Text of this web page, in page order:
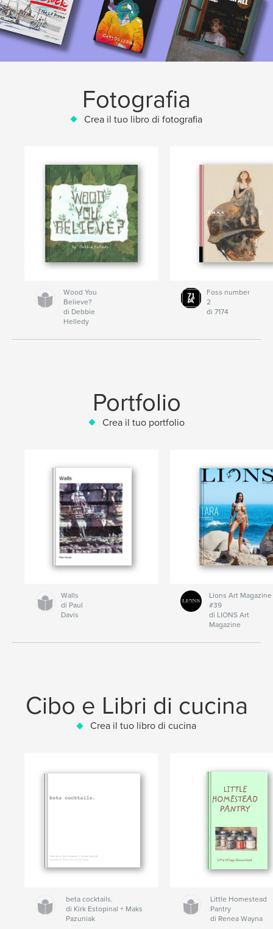
Fotografia
Crea il tuo libro di fotografia
Wood You
Believe?
di Debbie
Helledy
Foss number
2
di 7174
Portfolio
Crea il tuo portfolio
Walls
di Paul
Davis
Lions Art Magazine
#39
di LIONS Art
Magazine
Cibo e Libri di cucina
Crea il tuo libro di cucina
beta cocktails.
di Kirk Estopinal + Maks
Pazuniak
Little Homestead
Pantry
di Renea Wayna